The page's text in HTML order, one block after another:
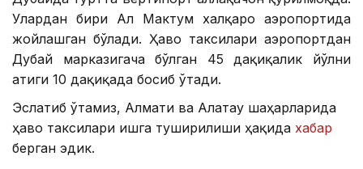
Улардан бири Ал Мактум халқаро аэропортида
жойлашган бўлади. Ҳаво таксилари аэропортдан
Дубай марказигача бўлган 45 дақиқалик йўлни
атиги 10 дақиқада босиб ўтади.
Эслатиб ўтамиз, Алмати ва Алатау шаҳарларида
ҳаво таксилари ишга туширилиши ҳақида хабар
берган эдик.